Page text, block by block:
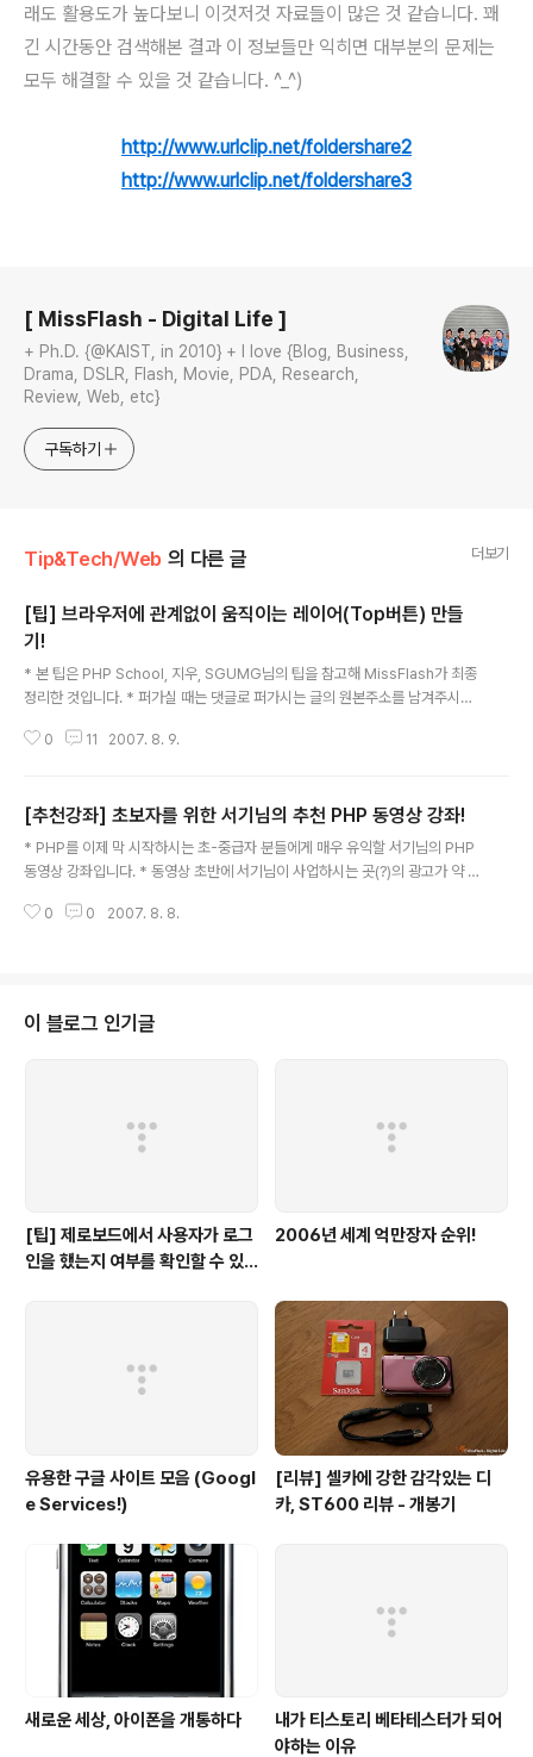
래도 활용도가 높다보니 이것저것 자료들이 많은 것 같습니다. 꽤
긴 시간동안 검색해본 결과 이 정보들만 익히면 대부분의 문제는
모두 해결할 수 있을 것 같습니다. ^_^)
http://www.urlclip.net/foldershare2
http://www.urlclip.net/foldershare3
[ MissFlash - Digital Life ]
+ Ph.D. {@KAIST, in 2010} + I love {Blog, Business,
Drama, DSLR, Flash, Movie, PDA, Research,
Review, Web, etc}
구독하기
Tip&Tech/Web 의 다른 글 더보기
[팁] 브라우저에 관계없이 움직이는 레이어(Top버튼) 만들
기!
* 본 팁은 PHP School, 지우, SGUMG님의 팁을 참고해 MissFlash가 최종
정리한 것입니다. * 퍼가실 때는 댓글로 퍼가시는 글의 원본주소를 남겨주시기
스크립트의 종류는 셀 수 없이 많습니다. 하지만, 대부분의 경우 다음과 같은 문
을 겁니다. 그런데 IE에서는 문제없이 되던게 다른 브라우저에서는 먹통인 경우
가 많습니다. 움직이는 Tob버튼도 마찬가지 입니다. 화면해상도에 따라 Top
버튼의 위치가 달라진다. 힘들게 Top버튼을 적용시켜도 해상도가 달라질..
0 11 2007. 8. 9.
[추천강좌] 초보자를 위한 서기님의 추천 PHP 동영상 강좌!
* PHP를 이제 막 시작하시는 초-중급자 분들에게 매우 유익할 서기님의 PHP
동영상 강좌입니다. * 동영상 초반에 서기님이 사업하시는 곳(?)의 광고가 약 2
게 되네요... PHP를 배워보시고 싶으신 분들께 강추합니다! * MissFlash는 저
소만 기억해 두시면 언제든지 강의를 보실 수 있겠죠? 아참, 동영상은 IE(인터넷
익스플로러)에서만 볼 수 있습니다. 불편해도 양해바랍니다. ^^; ht..
0 0 2007. 8. 8.
이 블로그 인기글
[팁] 제로보드에서 사용자가 로그
인을 했는지 여부를 확인할 수 있
2006년 세계 억만장자 순위!
유용한 구글 사이트 모음 (Googl
e Services!)
[리뷰] 셀카에 강한 감각있는 디
카, ST600 리뷰 - 개봉기
새로운 세상, 아이폰을 개통하다
내가 티스토리 베타테스터가 되어
야하는 이유